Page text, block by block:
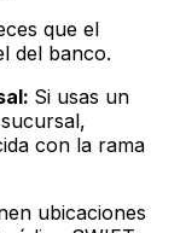
que el
del banco.
Si usas un
con la rama
ubicaciones